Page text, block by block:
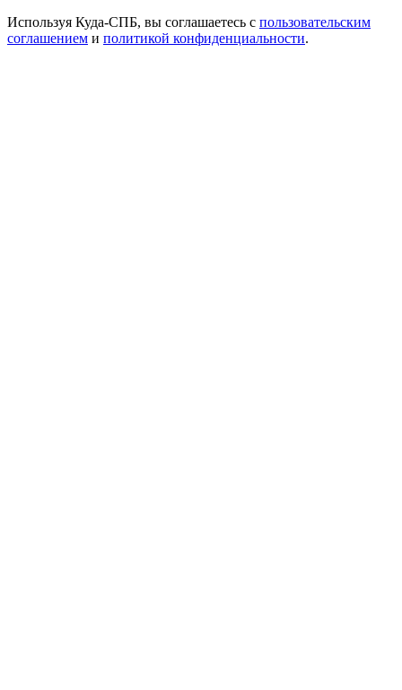
Используя Куда-СПБ, вы соглашаетесь с пользовательским
соглашением и политикой конфиденциальности.